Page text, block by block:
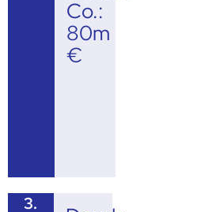
Co.:
80m
€
3.